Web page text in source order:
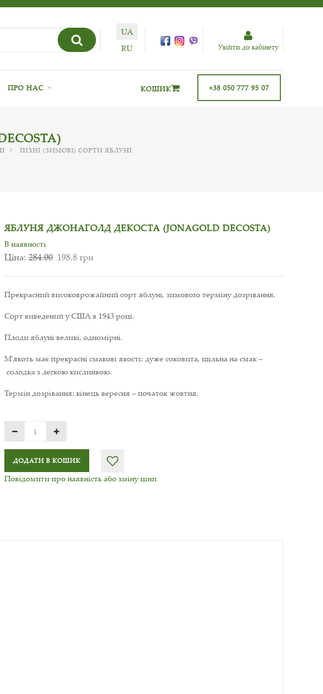
UA
RU
Увiйти до кабiнету
ПРО НАС +38 050 777 95 07
КОШИК
ПІЗНІ (ЗИМОВІ) СОРТИ ЯБЛУНІ
ЯБЛУНЯ ДЖОНАГОЛД ДЕКОСТА (JONAGOLD DECOSTA)
В наявності
Ціна: 284.00 198.8 грн
Прекрасний високоврожайний сорт яблуні, зимового терміну дозрівання.
Сорт виведений у США в 1943 році.
Плоди яблуні великі, одномірні.
М'якоть має прекрасні смакові якості: дуже соковита, щільна на смак –
солодка з легкою кислинкою.
Термін дозрівання: кінець вересня – початок жовтня.
ДОДАТИ В КОШИК
Повідомити про наявність або зміну ціни